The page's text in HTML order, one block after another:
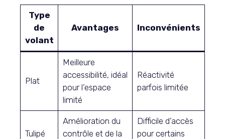
Type
de
volant
Avantages Inconvénients
Plat
Meilleure
accessibilité, idéal
pour l’espace
limité
Réactivité
parfois limitée
Tulipé
Amélioration du
contrôle et de la
Difficile d’accès
pour certains